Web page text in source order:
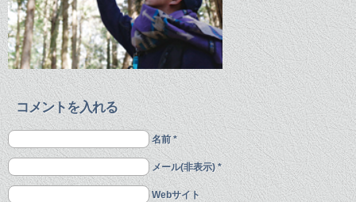
コメントを入れる
名前 *
メール(非表示) *
Webサイト